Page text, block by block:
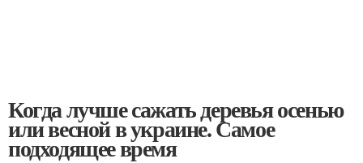
Когда лучше сажать деревья осенью
или весной в украине. Самое
подходящее время